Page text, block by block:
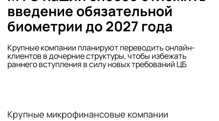
введение обязательной
биометрии до 2027 года
Крупные компании планируют переводить онлайн-
клиентов в дочерние структуры, чтобы избежать
раннего вступления в силу новых требований ЦБ
Крупные микрофинансовые компании